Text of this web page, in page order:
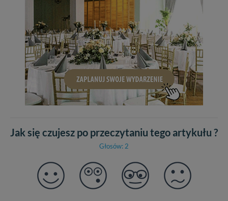
Jak się czujesz po przeczytaniu tego artykułu ?
Głosów: 2